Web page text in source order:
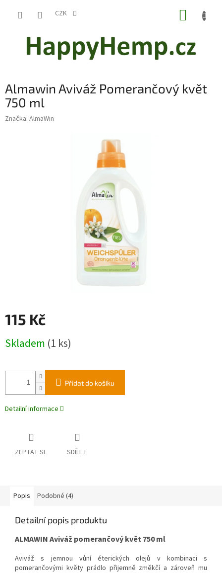
CZK
Almawin Aviváž Pomerančový květ
750 ml
Značka: AlmaWin
115 Kč
cena:
Skladem (1 ks)
Přidat do košíku
Detailní informace
ZEPTAT SE SDÍLET
Popis Podobné (4)
Detailní popis produktu
ALMAWIN Aviváž pomerančový květ 750 ml
Aviváž s jemnou vůní éterických olejů v kombinaci s
pomerančovými květy prádlo přijemně změkčí a zároveň mu